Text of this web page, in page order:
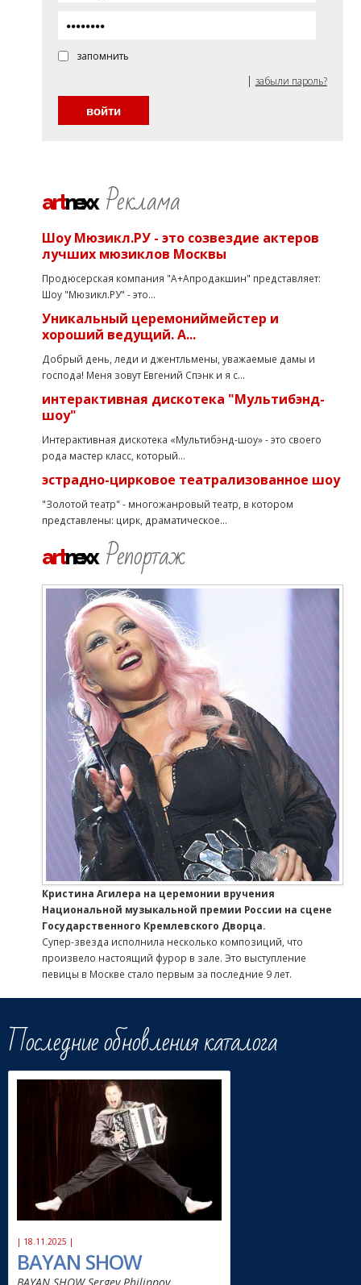
запомнить
| забыли пароль?
artnexx Реклама
Шоу Мюзикл.РУ - это созвездие актеров
лучших мюзиклов Москвы
Продюсерская компания "А+Апродакшин" представляет:
Шоу "Мюзикл.РУ" - это...
Уникальный церемониймейстер и
хороший ведущий. А...
Добрый день, леди и джентльмены, уважаемые дамы и
господа! Меня зовут Евгений Спэнк и я с...
интерактивная дискотека "Мультибэнд-
шоу"
Интерактивная дискотека «Мультибэнд-шоу» - это своего
рода мастер класс, который...
эстрадно-цирковое театрализованное шоу
"Золотой театр" - многожанровый театр, в котором
представлены: цирк, драматическое...
artnexx Репортаж
Кристина Агилера на церемонии вручения
Национальной музыкальной премии России на сцене
Государственного Кремлевского Дворца.
Супер-звезда исполнила несколько композиций, что
произвело настоящий фурор в зале. Это выступление
певицы в Москве стало первым за последние 9 лет.
Последние обновления каталога
| 18.11.2025 |
BAYAN SHOW